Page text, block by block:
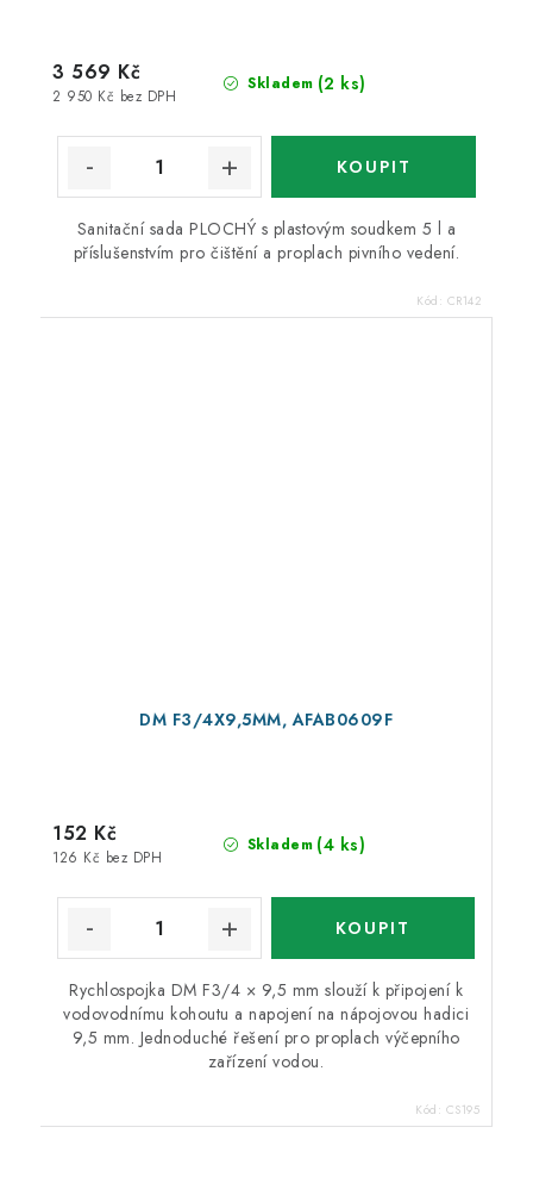
Skladem (2 ks)
2 950 Kč bez DPH
3 569 Kč
Sanitační sada PLOCHÝ s plastovým soudkem 5 l a
příslušenstvím pro čištění a proplach pivního vedení.
Kód: CR142
DM F3/4X9,5MM, AFAB0609F
Skladem (4 ks)
126 Kč bez DPH
152 Kč
Rychlospojka DM F3/4 × 9,5 mm slouží k připojení k
vodovodnímu kohoutu a napojení na nápojovou hadici
9,5 mm. Jednoduché řešení pro proplach výčepního
zařízení vodou.
Kód: CS195